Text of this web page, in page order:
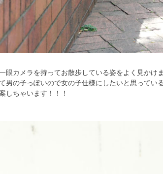
眼カメラを持ってお散歩している姿をよく見かけ
男の子っぽいので女の子仕様にしたいと思って
しちゃいます！！！